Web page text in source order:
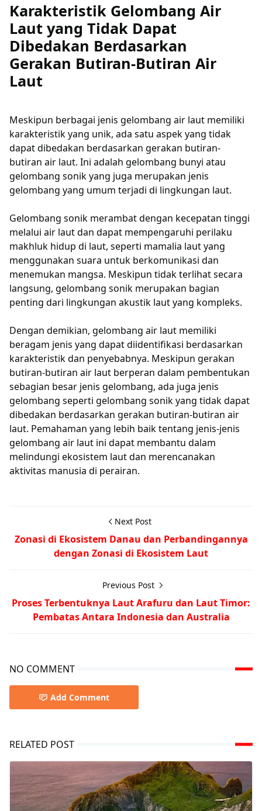
Karakteristik Gelombang Air
Laut yang Tidak Dapat
Dibedakan Berdasarkan
Gerakan Butiran-Butiran Air
Laut
Meskipun berbagai jenis gelombang air laut memiliki
karakteristik yang unik, ada satu aspek yang tidak
dapat dibedakan berdasarkan gerakan butiran-
butiran air laut. Ini adalah gelombang bunyi atau
gelombang sonik yang juga merupakan jenis
gelombang yang umum terjadi di lingkungan laut.
Gelombang sonik merambat dengan kecepatan tinggi
melalui air laut dan dapat mempengaruhi perilaku
makhluk hidup di laut, seperti mamalia laut yang
menggunakan suara untuk berkomunikasi dan
menemukan mangsa. Meskipun tidak terlihat secara
langsung, gelombang sonik merupakan bagian
penting dari lingkungan akustik laut yang kompleks.
Dengan demikian, gelombang air laut memiliki
beragam jenis yang dapat diidentifikasi berdasarkan
karakteristik dan penyebabnya. Meskipun gerakan
butiran-butiran air laut berperan dalam pembentukan
sebagian besar jenis gelombang, ada juga jenis
gelombang seperti gelombang sonik yang tidak dapat
dibedakan berdasarkan gerakan butiran-butiran air
laut. Pemahaman yang lebih baik tentang jenis-jenis
gelombang air laut ini dapat membantu dalam
melindungi ekosistem laut dan merencanakan
aktivitas manusia di perairan.
Next Post
Zonasi di Ekosistem Danau dan Perbandingannya
dengan Zonasi di Ekosistem Laut
Previous Post
Proses Terbentuknya Laut Arafuru dan Laut Timor:
Pembatas Antara Indonesia dan Australia
NO COMMENT
Add Comment
RELATED POST